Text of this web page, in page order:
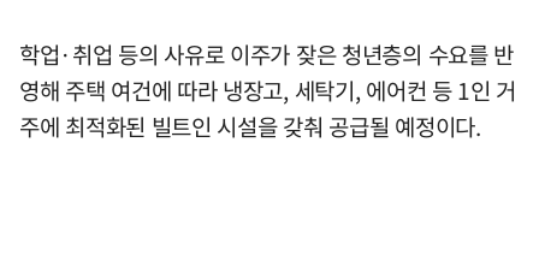
학업·취업 등의 사유로 이주가 잦은 청년층의 수요를 반
영해 주택 여건에 따라 냉장고, 세탁기, 에어컨 등 1인 거
주에 최적화된 빌트인 시설을 갖춰 공급될 예정이다.